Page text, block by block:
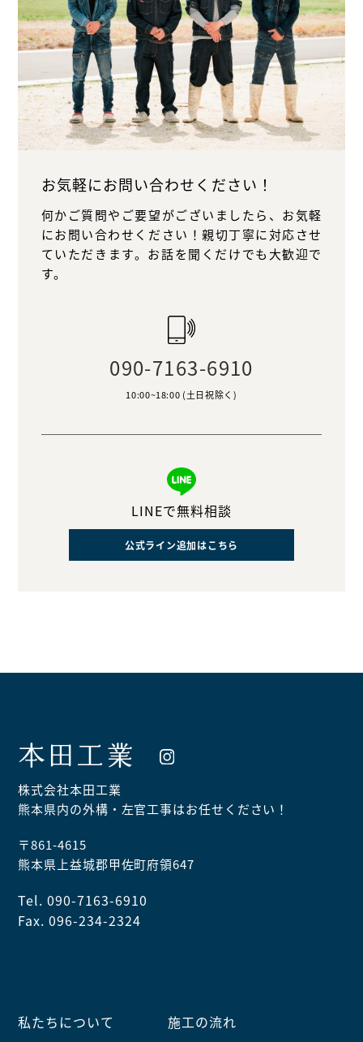
会社概要
事業内容
お気軽にお問い合わせください！
何かご質問やご要望がございましたら、お気軽
にお問い合わせください！親切丁寧に対応させ
ていただきます。お話を聞くだけでも大歓迎で
す。
090-7163-6910
10:00~18:00 (土日祝除く)
LINEで無料相談
公式ライン追加はこちら
本田工業
株式会社本田工業
熊本県内の外構・左官工事はお任せください！
〒861-4615
熊本県上益城郡甲佐町府領647
Tel. 090-7163-6910
Fax. 096-234-2324
私たちについて 施工の流れ